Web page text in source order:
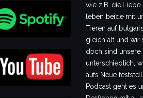
wie z.B. die Liebe
leben beide mit
Tieren auf
gleich alt und wir
doch sind unsere
unterschiedlich,
aufs Neue
Podcast geht es